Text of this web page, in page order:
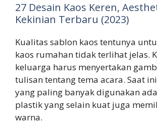
27 Desain Kaos Keren,
Kekinian Terbaru (2023)
Kualitas sablon kaos tentunya
kaos rumahan tidak terlihat jelas.
keluarga harus menyertakan
tulisan tentang tema acara. Saat
yang paling banyak digunakan
plastik yang selain kuat juga
warna.